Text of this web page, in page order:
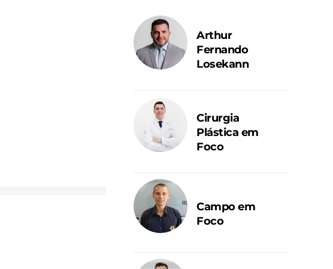
Arthur
Fernando
Losekann
Cirurgia
Plástica em
Foco
Campo em
Foco